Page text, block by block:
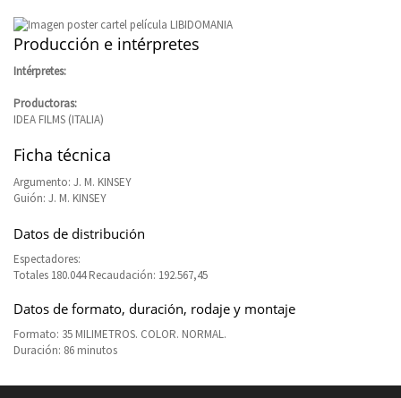
Producción e intérpretes
Intérpretes:
Productoras:
IDEA FILMS (ITALIA)
Ficha técnica
Argumento: J. M. KINSEY
Guión: J. M. KINSEY
Datos de distribución
Espectadores:
Totales 180.044 Recaudación: 192.567,45
Datos de formato, duración, rodaje y montaje
Formato: 35 MILIMETROS. COLOR. NORMAL.
Duración: 86 minutos